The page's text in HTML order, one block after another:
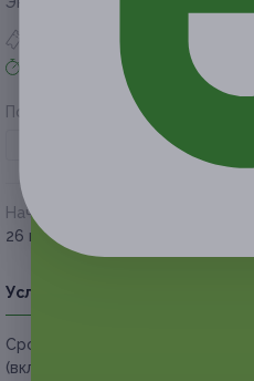
Акция завершена
Поделиться с друзьями
Начало действия
26 ноября 2020 г.
Условия
Срок действия купонов:
(включительно).